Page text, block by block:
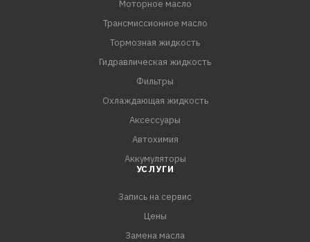
Моторное масло
Трансмиссионное масло
Тормозная жидкость
Гидравлическая жидкость
Фильтры
Охлаждающая жидкость
Аксессуары
Автохимия
Аккумуляторы
УСЛУГИ
Запись на сервис
Цены
Замена масла